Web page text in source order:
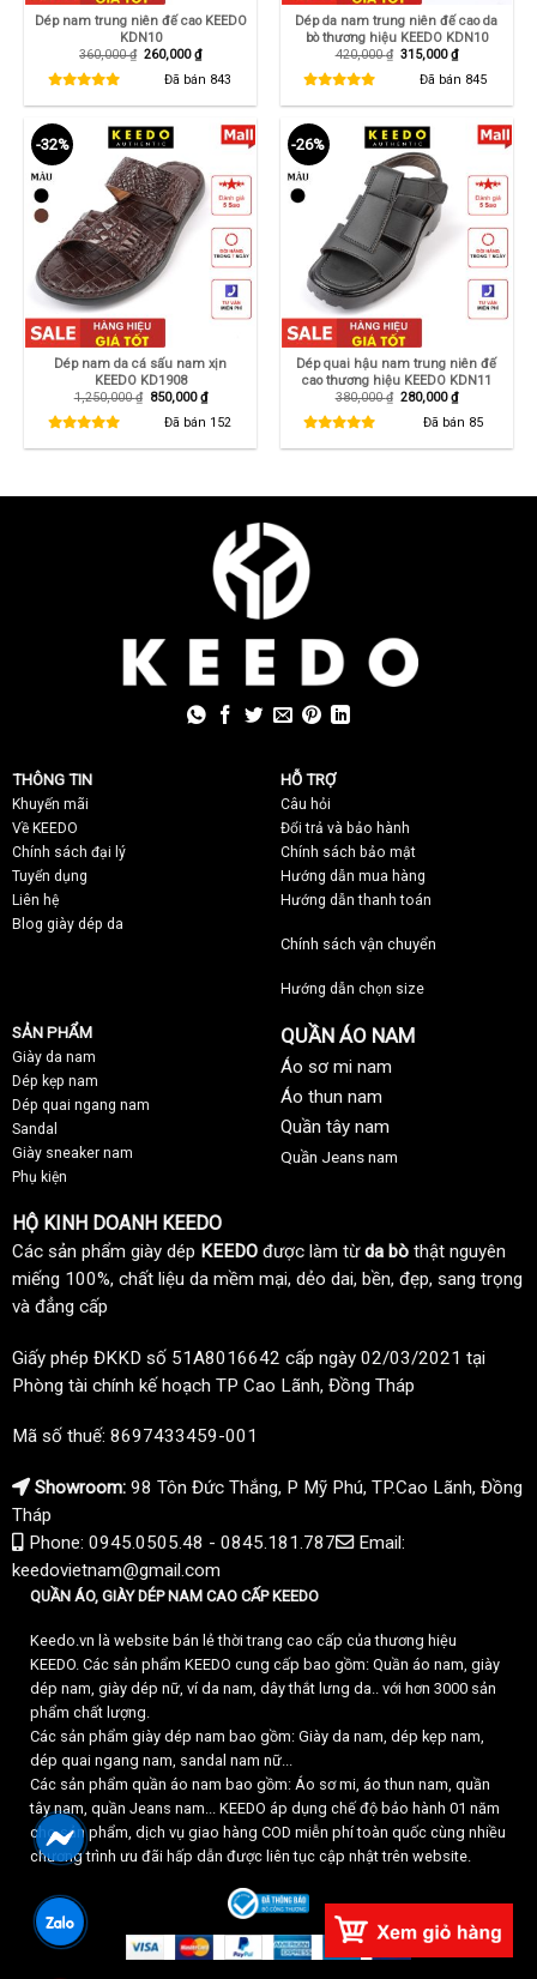
Dép nam trung niên đế cao KEEDO
KDN10
360,000₫ Giá
260,000₫Giá
hiện
tại
Đã bán 843
Dép da nam trung niên đế cao da
bò thương hiệu KEEDO KDN10
420,000₫ Giá
315,000₫Giá
hiện
tại
Đã bán 845
-32%
Dép nam da cá sấu nam xịn
KEEDO KD1908
1,250,000₫ Giá
850,000₫Giá
hiện
tại
Đã bán 152
-26%
Dép quai hậu nam trung niên đế
cao thương hiệu KEEDO KDN11
380,000₫ Giá
280,000₫Giá
hiện
tại
Đã bán 85
THÔNG TIN
Khuyến mãi
Về KEEDO
Chính sách đại lý
Tuyển dụng
Liên hệ
Blog giày dép da
HỖ TRỢ
Câu hỏi
Đổi trả và bảo hành
Chính sách bảo mật
Hướng dẫn mua hàng
Hướng dẫn thanh toán
Chính sách vận chuyển
Hướng dẫn chọn size
SẢN PHẨM
Giày da nam
Dép kẹp nam
Dép quai ngang nam
Sandal
Giày sneaker nam
Phụ kiện
QUẦN ÁO NAM
Áo sơ mi nam
Áo thun nam
Quần tây nam
Quần Jeans nam
HỘ KINH DOANH KEEDO
Các sản phẩm giày dép KEEDO được làm từda bò thật nguyên
miếng 100%, chất liệu da mềm mại, dẻo dai, bền, đẹp, sang trọng
và đẳng cấp
Giấy phép ĐKKD số 51A8016642 cấp ngày 02/03/2021 tại
Phòng tài chính kế hoạch TP Cao Lãnh, Đồng Tháp
Mã số thuế: 8697433459-001
Showroom: 98 Tôn Đức Thắng, P Mỹ Phú, TP.Cao Lãnh, Đồng
Tháp
Phone: 0945.0505.48 - 0845.181.787
Email:
keedovietnam@gmail.com
QUẦN ÁO, GIÀY DÉP NAM CAO CẤP KEEDO
Keedo.vn là website bán lẻ thời trang cao cấp của thương hiệu
KEEDO. Các sản phẩm KEEDO cung cấp bao gồm: Quần áo nam, giày
dép nam, giày dép nữ, ví da nam, dây thắt lưng da.. với hơn 3000 sản
phẩm chất lượng.
Các sản phẩm giày dép nam bao gồm: Giày da nam, dép kẹp nam,
dép quai ngang nam, sandal nam nữ...
Các sản phẩm quần áo nam bao gồm: Áo sơ mi, áo thun nam, quần
tây nam, quần Jeans nam... KEEDO áp dụng chế độ bảo hành 01 năm
cho sản phẩm, dịch vụ giao hàng COD miễn phí toàn quốc cùng nhiều
chương trình ưu đãi hấp dẫn được liên tục cập nhật trên website.